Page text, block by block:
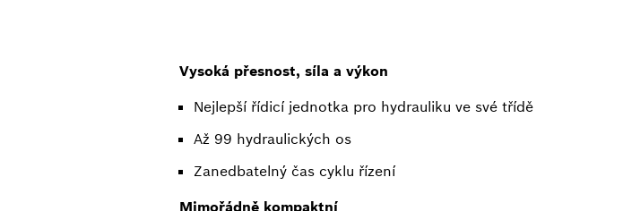
Vysoká přesnost, síla a výkon
Nejlepší řídicí jednotka pro hydrauliku ve své třídě
Až 99 hydraulických os
Zanedbatelný čas cyklu řízení
Mimořádně kompaktní